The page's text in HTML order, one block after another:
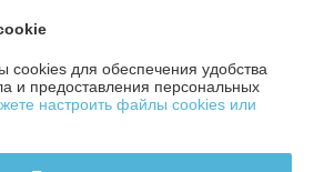
для обеспечения удобства
и предоставления персональных
настроить файлы cookies или